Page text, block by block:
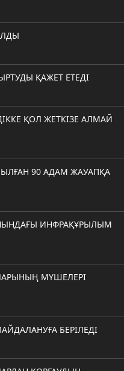
ҚАЖЕТ ЕТЕДІ
ҚОЛ ЖЕТКІЗЕ АЛМАЙ
90 АДАМ ЖАУАПҚА
ИНФРАҚҰРЫЛЫМ
МҮШЕЛЕРІ
БЕРІЛЕДІ